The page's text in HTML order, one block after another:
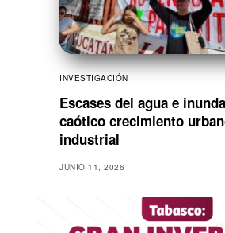
INVESTIGACIÓN
Escases del agua e
caótico crecimiento
industrial
JUNIO 11, 2026